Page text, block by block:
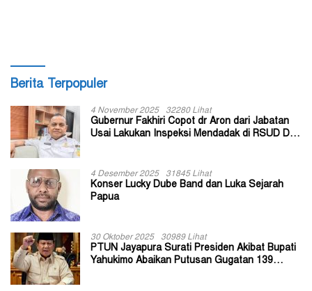
Berita Terpopuler
4 November 2025 32280 Lihat
Gubernur Fakhiri Copot dr Aron dari Jabatan
Usai Lakukan Inspeksi Mendadak di RSUD Dok
4 Desember 2025 31845 Lihat
Konser Lucky Dube Band dan Luka Sejarah
Papua
30 Oktober 2025 30989 Lihat
PTUN Jayapura Surati Presiden Akibat Bupati
Yahukimo Abaikan Putusan Gugatan 139